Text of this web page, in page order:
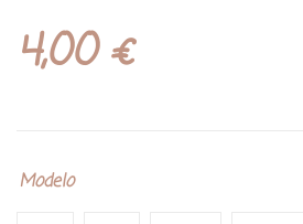
4,00€
Modelo